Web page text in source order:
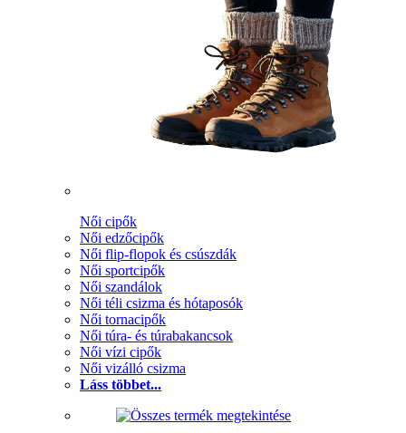
Női cipők
Női edzőcipők
Női flip-flopok és csúszdák
Női sportcipők
Női szandálok
Női téli csizma és hótaposók
Női tornacipők
Női túra- és túrabakancsok
Női vízi cipők
Női vizálló csizma
Láss többet...